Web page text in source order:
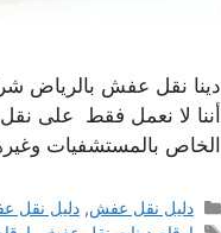
دينا نقل عفش بالرياض
أننا لا نعمل فقط على
الخاص بالمستشفيات
التصنيفات
دليل نقل عفش,دليل نقل